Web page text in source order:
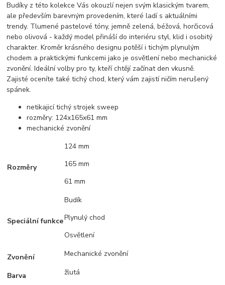
Budíky z této kolekce Vás okouzlí nejen svým klasickým tvarem,
ale především barevným provedením, které ladí s aktuálními
trendy. Tlumené pastelové tóny, jemně zelená, béžová, horčicová
nebo olivová - každý model přináší do interiéru styl, klid i osobitý
charakter. Kroměr krásného designu potěší i tichým plynulým
chodem a praktickými funkcemi jako je osvětlení nebo mechanické
zvonění. Ideální volby pro ty, kteří chtějí začínat den vkusně.
Zajisté oceníte také tichý chod, který vám zajistí ničím nerušený
spánek.
netikajicí tichý strojek sweep
rozměry: 124x165x61 mm
mechanické zvonění
Rozměry
124 mm
165 mm
61 mm
Speciální funkce
Budík
Plynulý chod
Osvětlení
Zvonění Mechanické zvonění
Barva žlutá